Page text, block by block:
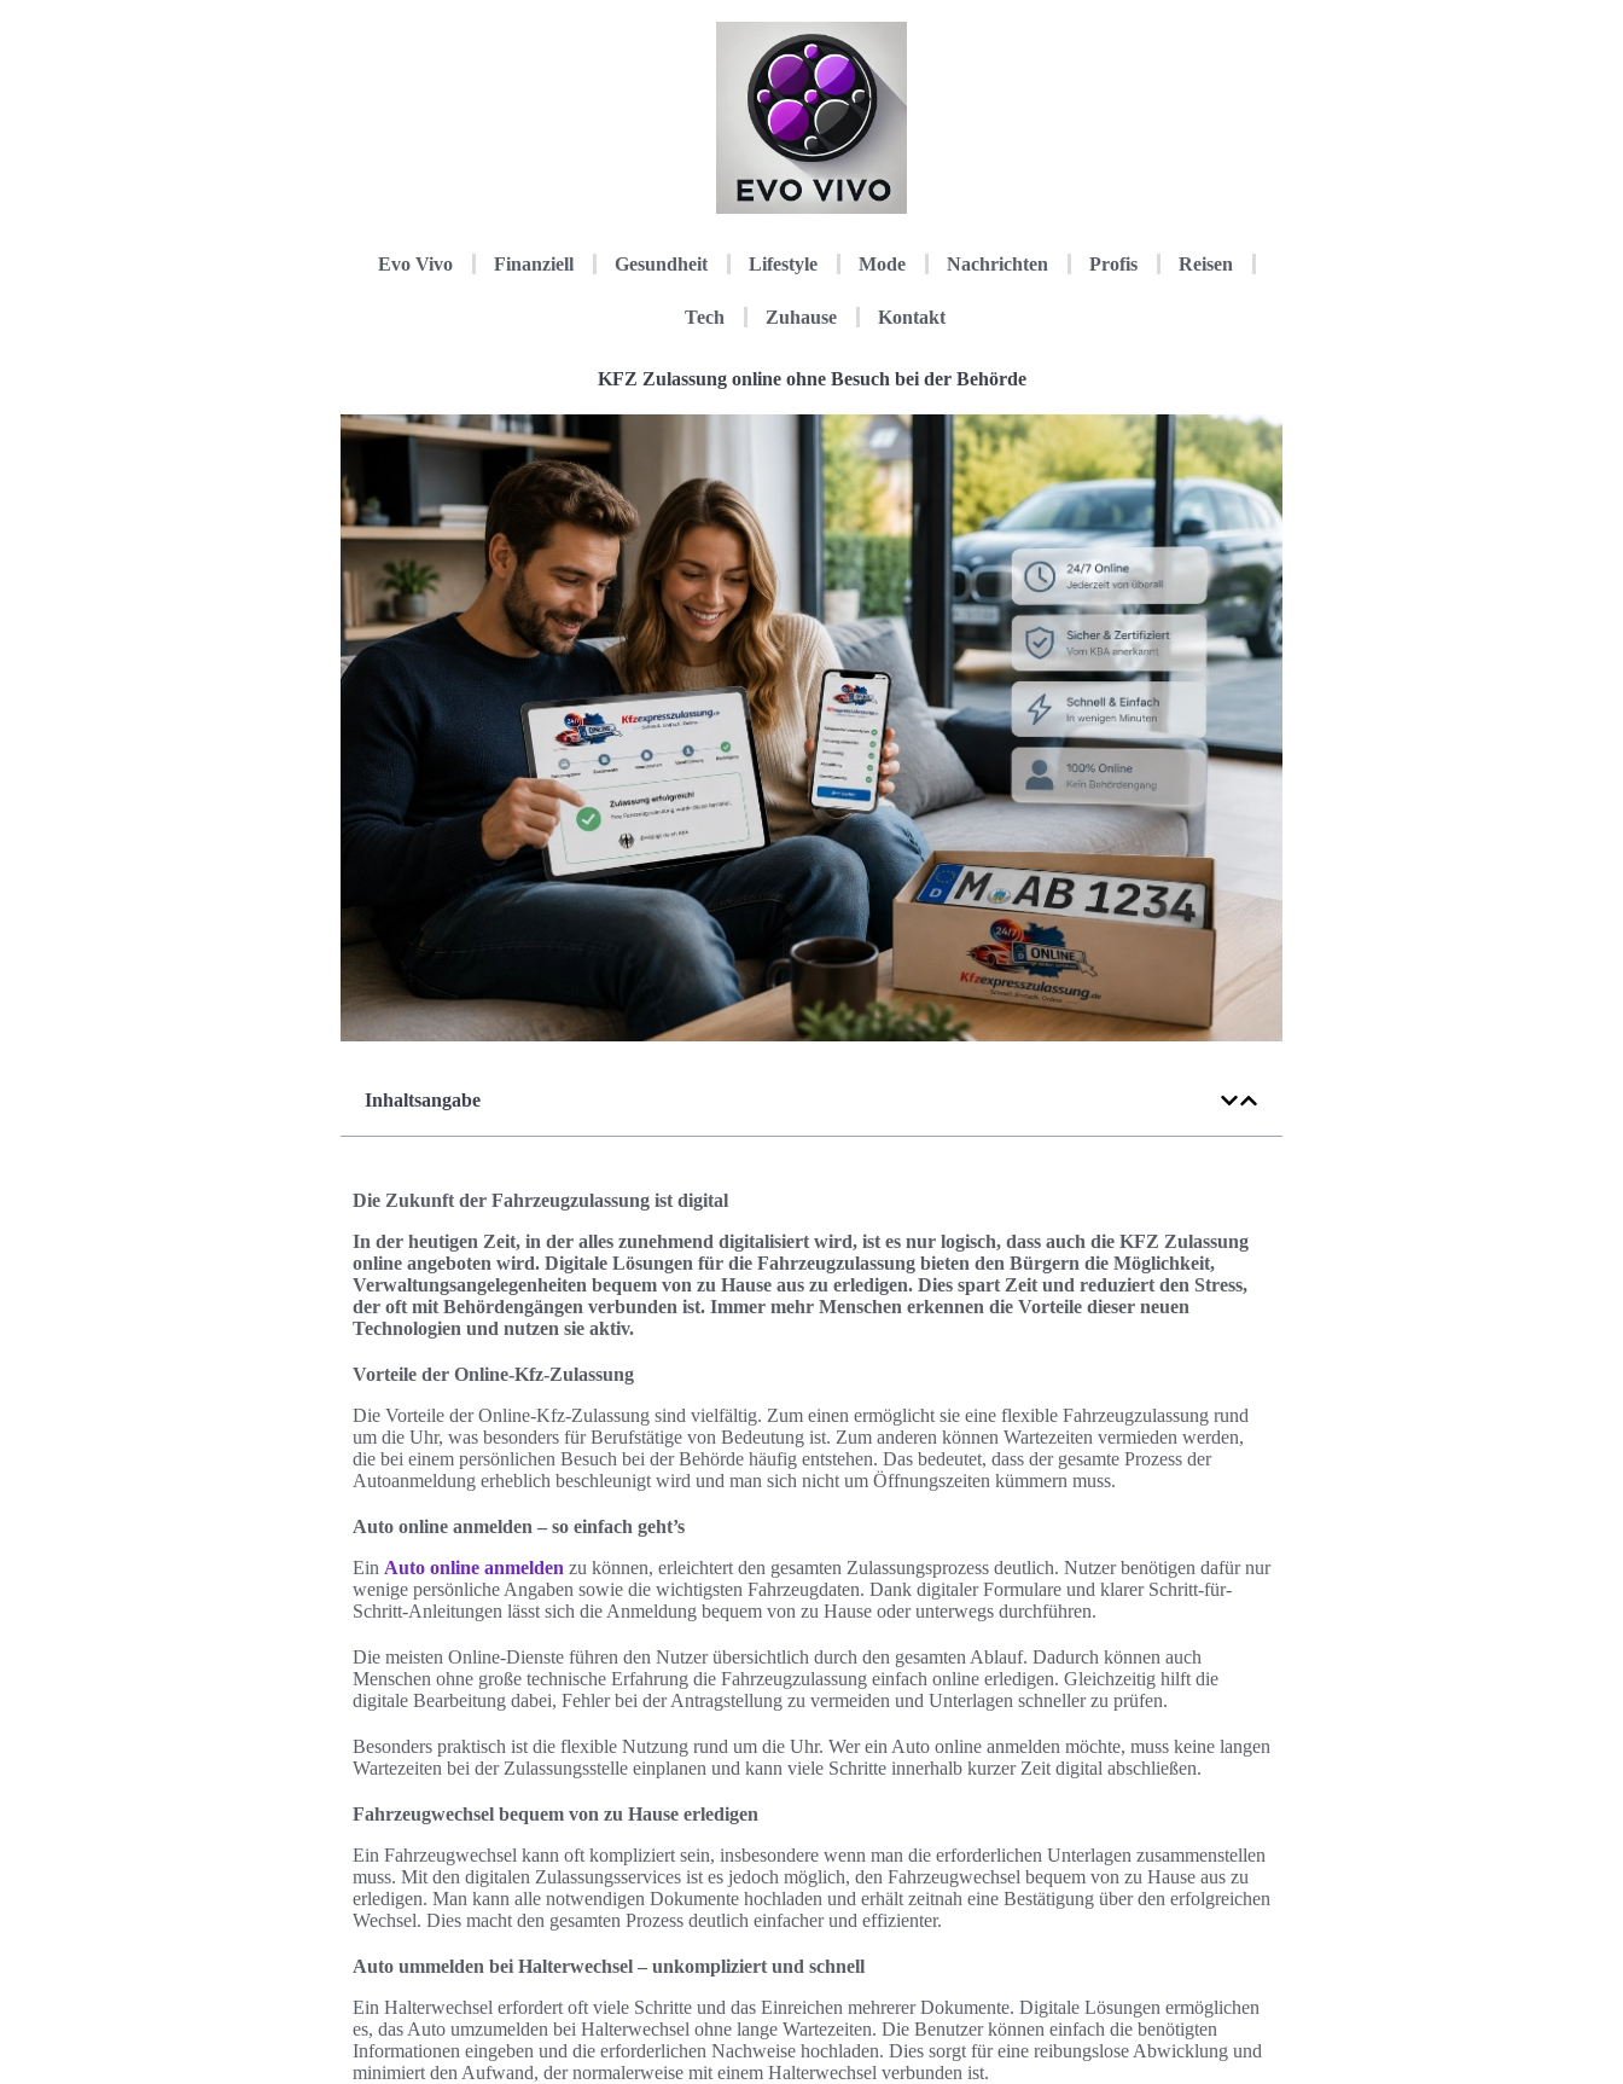
Evo Vivo Finanziell Gesundheit Lifestyle Mode Nachrichten Profis Reisen
Tech Zuhause Kontakt
KFZ Zulassung online ohne Besuch bei der Behörde
Inhaltsangabe
Die Zukunft der Fahrzeugzulassung ist digital
In der heutigen Zeit, in der alles zunehmend digitalisiert wird, ist es nur logisch, dass auch die KFZ Zulassung
online angeboten wird. Digitale Lösungen für die Fahrzeugzulassung bieten den Bürgern die Möglichkeit,
Verwaltungsangelegenheiten bequem von zu Hause aus zu erledigen. Dies spart Zeit und reduziert den Stress,
der oft mit Behördengängen verbunden ist. Immer mehr Menschen erkennen die Vorteile dieser neuen
Technologien und nutzen sie aktiv.
Vorteile der Online-Kfz-Zulassung
Die Vorteile der Online-Kfz-Zulassung sind vielfältig. Zum einen ermöglicht sie eine flexible Fahrzeugzulassung rund
um die Uhr, was besonders für Berufstätige von Bedeutung ist. Zum anderen können Wartezeiten vermieden werden,
die bei einem persönlichen Besuch bei der Behörde häufig entstehen. Das bedeutet, dass der gesamte Prozess der
Autoanmeldung erheblich beschleunigt wird und man sich nicht um Öffnungszeiten kümmern muss.
Auto online anmelden – so einfach geht’s
Ein Auto online anmelden zu können, erleichtert den gesamten Zulassungsprozess deutlich. Nutzer benötigen dafür nur
wenige persönliche Angaben sowie die wichtigsten Fahrzeugdaten. Dank digitaler Formulare und klarer Schritt-für-
Schritt-Anleitungen lässt sich die Anmeldung bequem von zu Hause oder unterwegs durchführen.
Die meisten Online-Dienste führen den Nutzer übersichtlich durch den gesamten Ablauf. Dadurch können auch
Menschen ohne große technische Erfahrung die Fahrzeugzulassung einfach online erledigen. Gleichzeitig hilft die
digitale Bearbeitung dabei, Fehler bei der Antragstellung zu vermeiden und Unterlagen schneller zu prüfen.
Besonders praktisch ist die flexible Nutzung rund um die Uhr. Wer ein Auto online anmelden möchte, muss keine langen
Wartezeiten bei der Zulassungsstelle einplanen und kann viele Schritte innerhalb kurzer Zeit digital abschließen.
Fahrzeugwechsel bequem von zu Hause erledigen
Ein Fahrzeugwechsel kann oft kompliziert sein, insbesondere wenn man die erforderlichen Unterlagen zusammenstellen
muss. Mit den digitalen Zulassungsservices ist es jedoch möglich, den Fahrzeugwechsel bequem von zu Hause aus zu
erledigen. Man kann alle notwendigen Dokumente hochladen und erhält zeitnah eine Bestätigung über den erfolgreichen
Wechsel. Dies macht den gesamten Prozess deutlich einfacher und effizienter.
Auto ummelden bei Halterwechsel – unkompliziert und schnell
Ein Halterwechsel erfordert oft viele Schritte und das Einreichen mehrerer Dokumente. Digitale Lösungen ermöglichen
es, das Auto umzumelden bei Halterwechsel ohne lange Wartezeiten. Die Benutzer können einfach die benötigten
Informationen eingeben und die erforderlichen Nachweise hochladen. Dies sorgt für eine reibungslose Abwicklung und
minimiert den Aufwand, der normalerweise mit einem Halterwechsel verbunden ist.